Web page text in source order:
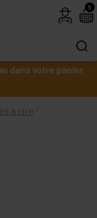
dans votre panier
à cire
5